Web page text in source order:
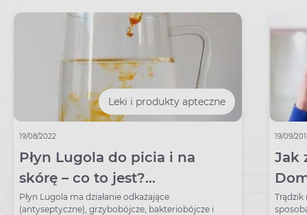
Leki i produkty apteczne
19/08/2022
Płyn Lugola do picia i na
skórę – co to jest?
Zastosowanie i dawkowanie
Płyn Lugola ma działanie odkażające
(antyseptyczne), grzybobójcze, bakteriobójcze i
19/09/
Jak